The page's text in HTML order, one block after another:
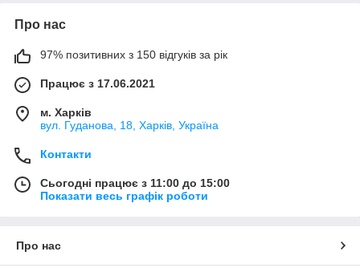
Про нас
97% позитивних з 150 відгуків за рік
Працює з 17.06.2021
м. Харків
вул. Гуданова, 18, Харків, Україна
Контакти
Сьогодні працює з 11:00 до 15:00
Показати весь графік роботи
Про нас